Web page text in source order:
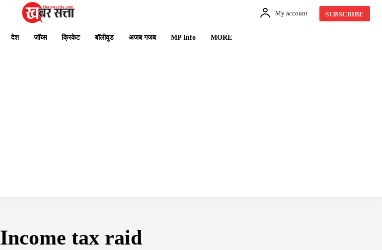
My account SUBSCRIBE
देश जॉब्स क्रिकेट बॉलीवुड अजब गजब MP Info MORE
Income tax raid